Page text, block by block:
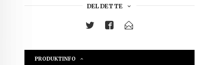
DEL DETTE
PRODUKTINFO